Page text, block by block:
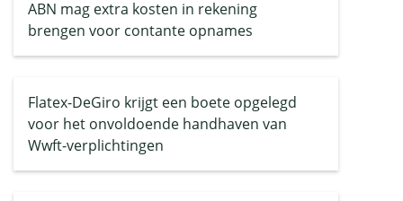
ABN mag extra kosten in rekening
brengen voor contante opnames
Flatex-DeGiro krijgt een boete opgelegd
voor het onvoldoende handhaven van
Wwft-verplichtingen